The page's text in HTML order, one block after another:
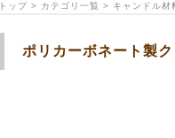
トップ > カテゴリ一覧 > キャンドル
ポリカーボネート製